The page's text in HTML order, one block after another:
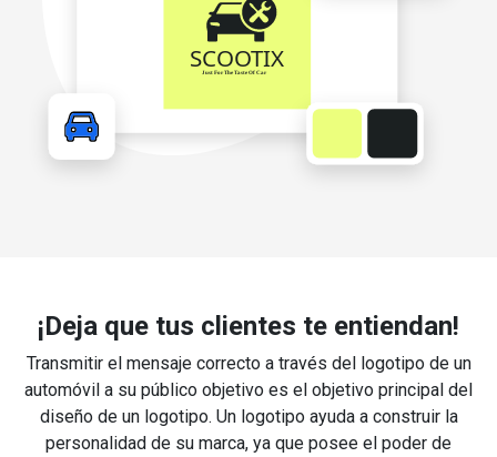
¡Deja que tus clientes te entiendan!
Transmitir el mensaje correcto a través del logotipo de un
automóvil a su público objetivo es el objetivo principal del
diseño de un logotipo. Un logotipo ayuda a construir la
personalidad de su marca, ya que posee el poder de